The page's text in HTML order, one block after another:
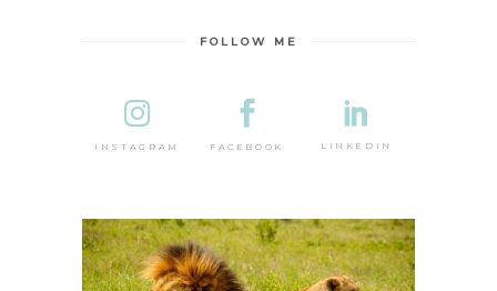
FOLLOW ME
INSTAGRAM FACEBOOK LINKEDIN